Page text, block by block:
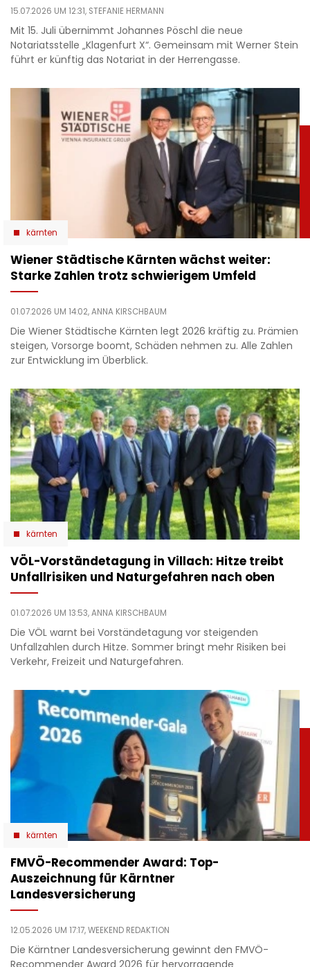
15.07.2026 UM 12:31, STEFANIE HERMANN
Mit 15. Juli übernimmt Johannes Pöschl die neue
Notariatsstelle „Klagenfurt X“. Gemeinsam mit Werner Stein
führt er künftig das Notariat in der Herrengasse.
kärnten
Wiener Städtische Kärnten wächst weiter:
Starke Zahlen trotz schwierigem Umfeld
01.07.2026 UM 14:02,ANNA KIRSCHBAUM
Die Wiener Städtische Kärnten legt 2026 kräftig zu. Prämien
steigen, Vorsorge boomt, Schäden nehmen zu. Alle Zahlen
zur Entwicklung im Überblick.
kärnten
VÖL-Vorständetagung in Villach: Hitze treibt
Unfallrisiken und Naturgefahren nach oben
01.07.2026 UM 13:53,ANNA KIRSCHBAUM
Die VÖL warnt bei Vorständetagung vor steigenden
Unfallzahlen durch Hitze. Sommer bringt mehr Risiken bei
Verkehr, Freizeit und Naturgefahren.
kärnten
​FMVÖ-Recommender Award: Top-
Auszeichnung für Kärntner
Landesversicherung
12.05.2026 UM 17:17,WEEKEND REDAKTION
Die Kärntner Landesversicherung gewinnt den FMVÖ-
Recommender Award 2026 für hervorragende